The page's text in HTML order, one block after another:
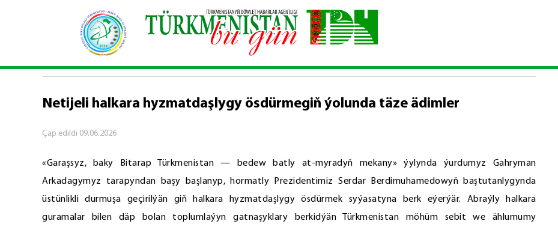
Baş sahypa \ Syýasy habarlar \ Netijeli halkara hyzmatdaşlygy ösdürmegiň ýolunda täze ädimler
SYÝASY HABARLAR
Netijeli halkara hyzmatdaşlygy ösdürmegiň ýolunda täze ädimler
Çap edildi 09.06.2026
«Garaşsyz, baky Bitarap Türkmenistan — bedew batly at-myradyň mekany» ýylynda ýurdumyz Gahryman
Arkadagymyz tarapyndan başy başlanyp, hormatly Prezidentimiz Serdar Berdimuhamedowyň baştutanlygynda
üstünlikli durmuşa geçirilýän giň halkara hyzmatdaşlygy ösdürmek syýasatyna berk eýerýär. Abraýly halkara
guramalar bilen däp bolan toplumlaýyn gatnaşyklary berkidýän Türkmenistan möhüm sebit we ählumumy